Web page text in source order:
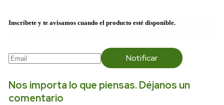
Inscríbete y te avisamos cuando el producto esté disponible.
Notificar
Nos importa lo que piensas. Déjanos un
comentario